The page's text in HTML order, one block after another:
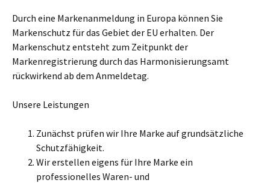
Durch eine Markenanmeldung in Europa können Sie
Markenschutz für das Gebiet der EU erhalten. Der
Markenschutz entsteht zum Zeitpunkt der
Markenregistrierung durch das Harmonisierungsamt
rückwirkend ab dem Anmeldetag.
Unsere Leistungen
Zunächst prüfen wir Ihre Marke auf grundsätzliche
Schutzfähigkeit.
Wir erstellen eigens für Ihre Marke ein
professionelles Waren- und